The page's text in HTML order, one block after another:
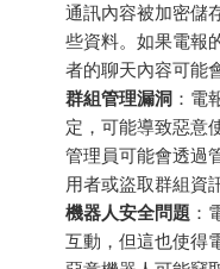
通訊內容被加密儲
些資料。如果電報
者的聊天內容可能
群組管理漏洞 ：電
定，可能導致惡意
管理員可能會透過
用者或盜取群組資
機器人安全問題 ：
互動，但這也使得